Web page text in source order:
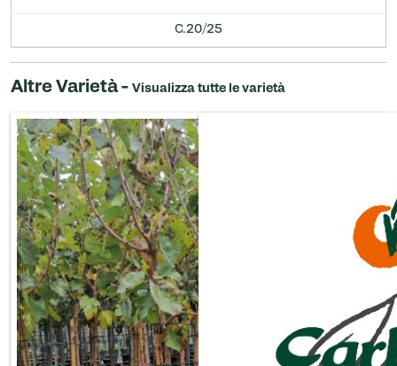
C.20/25
Altre Varietà - Visualizza tutte le varietà